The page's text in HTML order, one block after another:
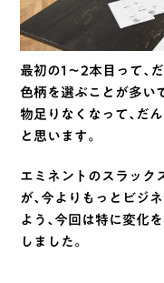
最初の1〜2本目って、
色柄を選ぶことが多い
物足りなくなって、だ
と思います。
エミネントのスラック
が、今よりもっとビジ
よう、今回は特に変化
しました。